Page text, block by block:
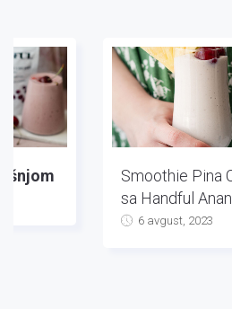
Smoothie Pina
sa Handful
6 avgust, 2023